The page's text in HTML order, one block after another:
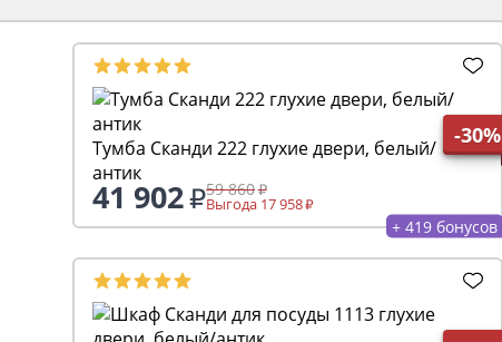
-30%
Тумба Сканди 222 глухие двери, белый/
антик
41 902 59 860
Выгода 17 958
+ 419 бонусов